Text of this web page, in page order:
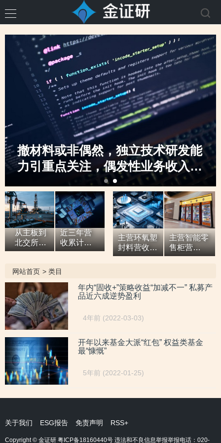
撤材料或非偶然，独立技术研发能
力引重点关注，偶发性业务收入骤
升，创业板定位之监管“不动摇”
从主板到
北交所，7
亿元营收
服务商两
次撤单，
募投项目
必要性与
核心技术
竞争力
遭“拷问”
近三年营
收累计超9
亿元，拓
场背后外
销收入合
计六百余
万元，辅
导期间参
与高校牵
头的重点
研发项
目，大客
户股东或
与该高校
人员“同名”
主营环氧塑
封料营收逐
年增高，应
同行，辅导
期内或向关
击”置出资
主营智能零
售柜营
收“两连
低，自称AI
网站首页 > 类目
年内“固收+”策略收益“加减不一” 私募产
品近六成逆势盈利
4年前 (2022-03-03)
开年以来基金大派“红包” 权益类基金
最“慷慨”
5年前 (2022-01-25)
关于我们 ESG报告 免责声明 RSS+
Copyright © 金证研 粤ICP备18160440号 违法和不良信息举报举报电话：020-